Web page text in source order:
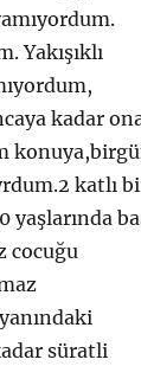
Yakışıklı
kadar
katlı
cocuğu
süratli